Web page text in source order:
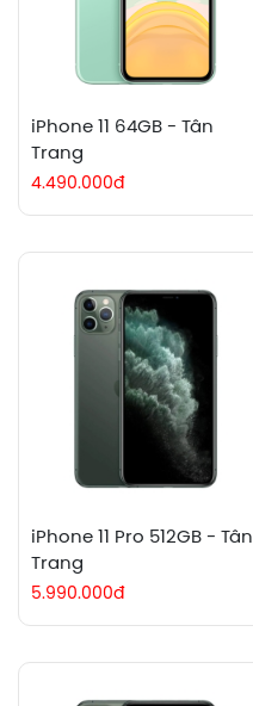
iPhone 11 64GB - Tân
Trang
4.490.000đ
iPhone 11 Pro 512GB - Tân
Trang
5.990.000đ